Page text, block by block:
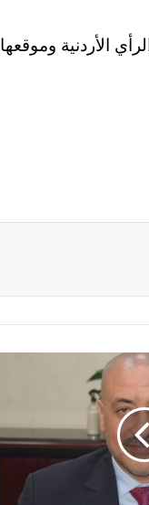
الأردنية وموقعها